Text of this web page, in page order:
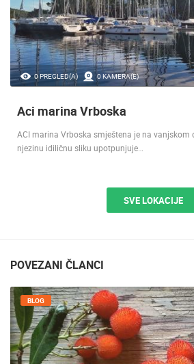
0 PREGLED(A) 0 KAMERA(E)
Aci marina Vrboska
ACI marina Vrboska smještena je na vanjskom
njezinu idiličnu sliku upotpunjuje…
SVE LOKACIJE
POVEZANI ČLANCI
BLOG